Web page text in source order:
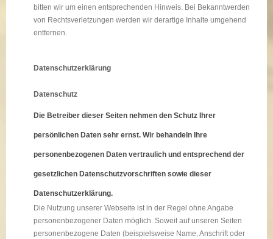
bitten wir um einen entsprechenden Hinweis. Bei Bekanntwerden
von Rechtsverletzungen werden wir derartige Inhalte umgehend
entfernen.
Datenschutzerklärung
Datenschutz
Die Betreiber dieser Seiten nehmen den Schutz Ihrer
persönlichen Daten sehr ernst. Wir behandeln Ihre
personenbezogenen Daten vertraulich und entsprechend der
gesetzlichen Datenschutzvorschriften sowie dieser
Datenschutzerklärung.
Die Nutzung unserer Webseite ist in der Regel ohne Angabe
personenbezogener Daten möglich. Soweit auf unseren Seiten
personenbezogene Daten (beispielsweise Name, Anschrift oder